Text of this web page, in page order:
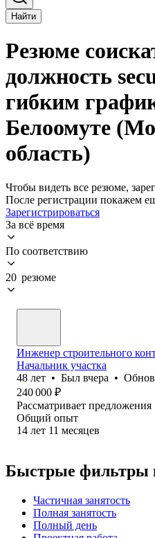
Найти
Резюме
должность
гибким
Белоомуте
область)
Чтобы видеть все резюме,
После регистрации покажем
Зарегистрироваться
За всё время
По соответствию
20 резюме
Инженер строительного
Начальник участка
48 лет • Был вчера •
240 000 ₽
Рассматривает предложения
Общий опыт
14 лет 11 месяцев
Быстрые фильтры
Частичная занятость
Полная занятость
Полный день